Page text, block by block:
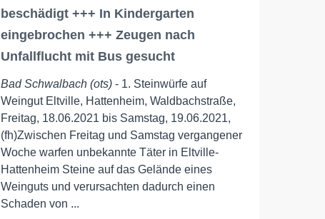
beschädigt +++ In Kindergarten
eingebrochen +++ Zeugen nach
Unfallflucht mit Bus gesucht
Bad Schwalbach (ots) - 1. Steinwürfe auf
Weingut Eltville, Hattenheim, Waldbachstraße,
Freitag, 18.06.2021 bis Samstag, 19.06.2021,
(fh)Zwischen Freitag und Samstag vergangener
Woche warfen unbekannte Täter in Eltville-
Hattenheim Steine auf das Gelände eines
Weinguts und verursachten dadurch einen
Schaden von ...